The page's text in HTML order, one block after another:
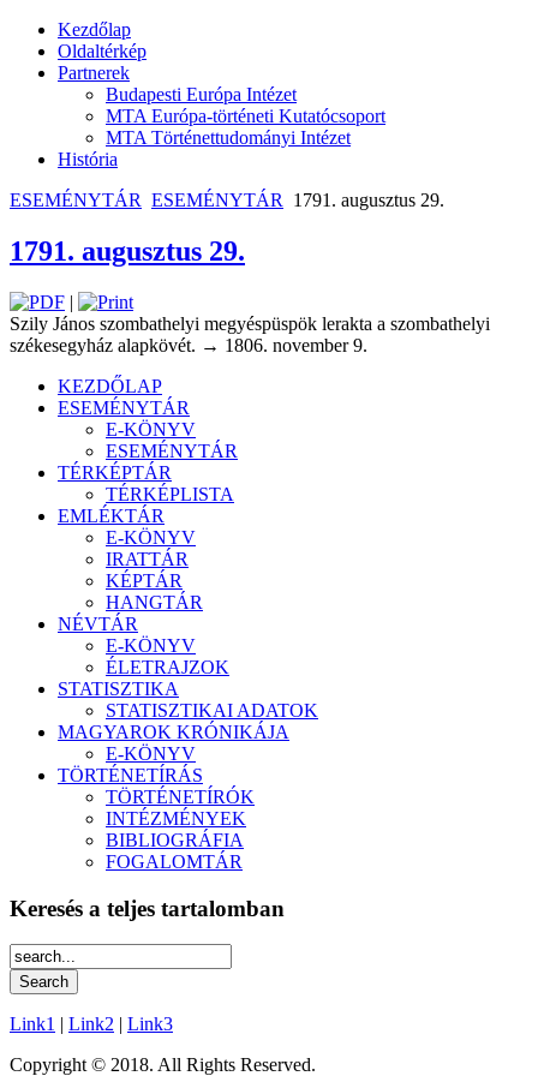
Kezdőlap
Oldaltérkép
Partnerek
Budapesti Európa Intézet
MTA Európa-történeti Kutatócsoport
MTA Történettudományi Intézet
História
ESEMÉNYTÁR ESEMÉNYTÁR 1791. augusztus 29.
1791. augusztus 29.
|
Szily János szombathelyi megyéspüspök lerakta a szombathelyi
székesegyház alapkövét. → 1806. november 9.
KEZDŐLAP
ESEMÉNYTÁR
E-KÖNYV
ESEMÉNYTÁR
TÉRKÉPTÁR
TÉRKÉPLISTA
EMLÉKTÁR
E-KÖNYV
IRATTÁR
KÉPTÁR
HANGTÁR
NÉVTÁR
E-KÖNYV
ÉLETRAJZOK
STATISZTIKA
STATISZTIKAI ADATOK
MAGYAROK KRÓNIKÁJA
E-KÖNYV
TÖRTÉNETÍRÁS
TÖRTÉNETÍRÓK
INTÉZMÉNYEK
BIBLIOGRÁFIA
FOGALOMTÁR
Keresés a teljes tartalomban
Link1 | Link2 | Link3
Copyright © 2018. All Rights Reserved.